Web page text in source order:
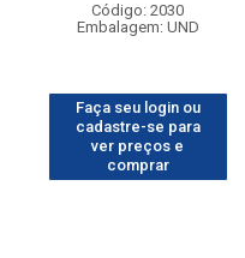
Código: 2030
Embalagem: UND
Faça seu login ou
cadastre-se para
ver preços e
comprar